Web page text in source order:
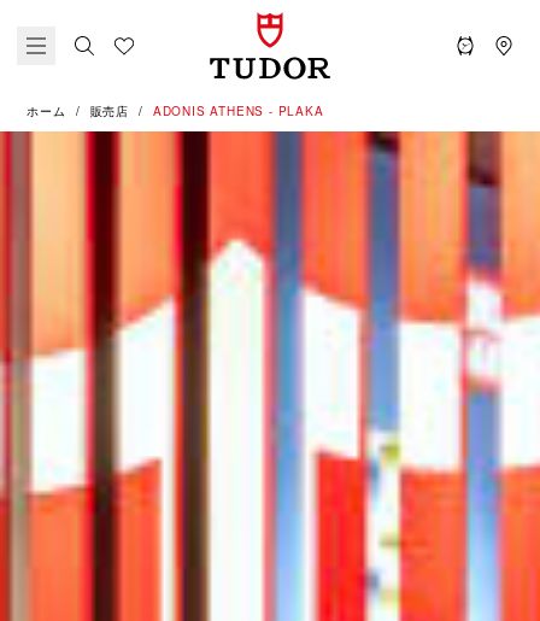
ホーム 販売店 ‭ADONIS ATHENS - PLAKA‬